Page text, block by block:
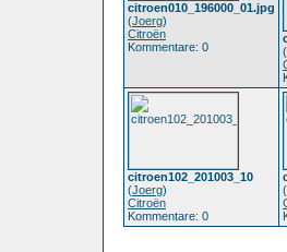
citroen010_196000_01.jpg
(Joerg)
Citroën
Kommentare: 0
(
citroen102_201003_10
(Joerg)
Citroën
Kommentare: 0
(